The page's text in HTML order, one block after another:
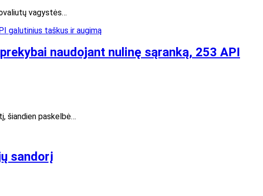
vagystės…
naudojant nulinę sąranką, 253 API
šiandien paskelbė…
sandorį